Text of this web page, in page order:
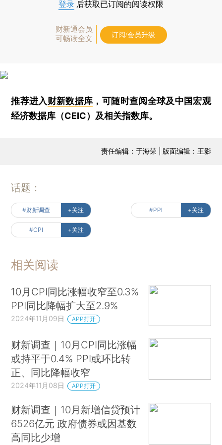
登录 后获取已订阅的阅读权限
财新通会员
可畅读全文
订阅/会员升级
推荐进入财新数据库 ，可随时查阅全球及中国宏观
经济数据库（CEIC）及相关指数库。
责任编辑：于海荣 | 版面编辑：王影
话题：
#财新调查 +关注 #PPI +关注
#CPI +关注
相关阅读
10月CPI同比涨幅收窄至0.3%
PPI同比降幅扩大至2.9%
2024年11月09日 APP打开
财新调查｜10月CPI同比涨幅
或持平于0.4% PPI或环比转
正、同比降幅收窄
2024年11月08日 APP打开
财新调查｜10月新增信贷预计
6526亿元 政府债券或因基数
高同比少增